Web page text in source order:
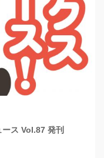
ス Vol.87 発刊